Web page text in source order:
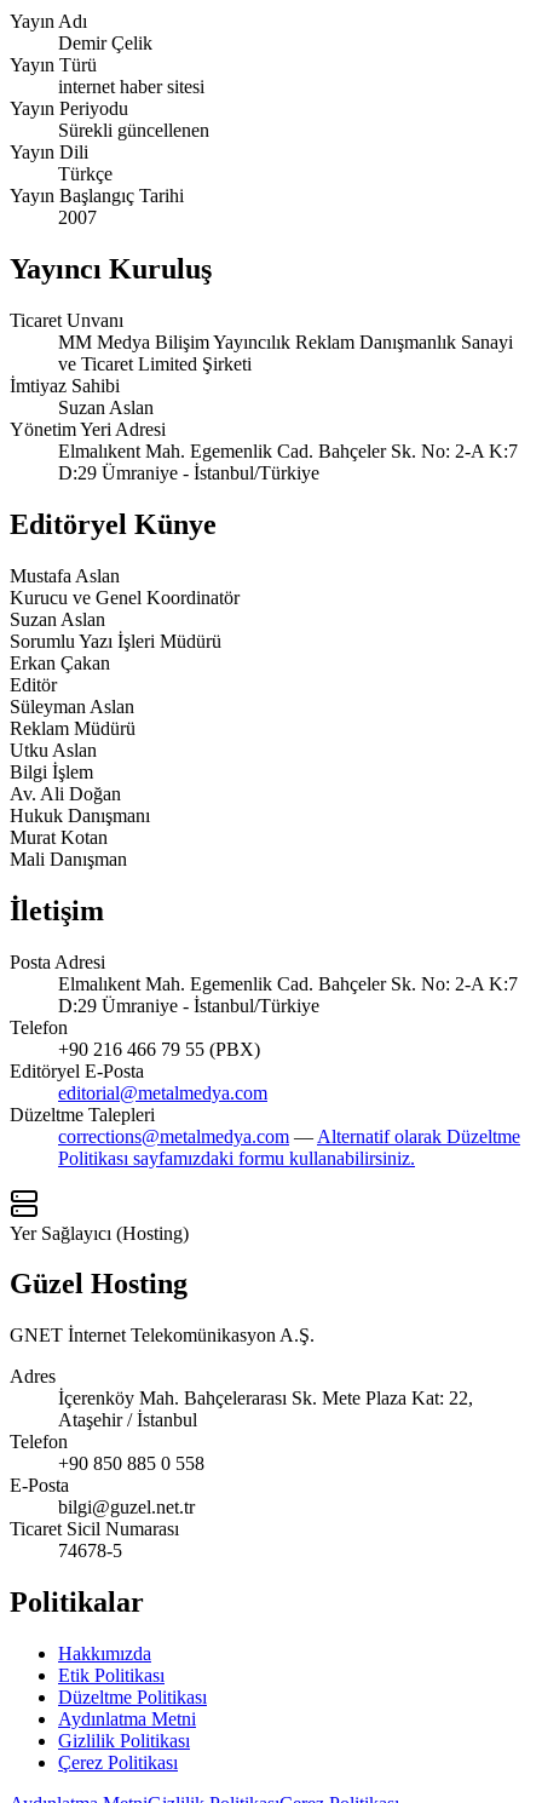
Yayın Adı
Demir Çelik
Yayın Türü
internet haber sitesi
Yayın Periyodu
Sürekli güncellenen
Yayın Dili
Türkçe
Yayın Başlangıç Tarihi
2007
Yayıncı Kuruluş
Ticaret Unvanı
MM Medya Bilişim Yayıncılık Reklam Danışmanlık Sanayi
ve Ticaret Limited Şirketi
İmtiyaz Sahibi
Suzan Aslan
Yönetim Yeri Adresi
Elmalıkent Mah. Egemenlik Cad. Bahçeler Sk. No: 2-A K:7
D:29 Ümraniye - İstanbul/Türkiye
Editöryel Künye
Mustafa Aslan
Kurucu ve Genel Koordinatör
Suzan Aslan
Sorumlu Yazı İşleri Müdürü
Erkan Çakan
Editör
Süleyman Aslan
Reklam Müdürü
Utku Aslan
Bilgi İşlem
Av. Ali Doğan
Hukuk Danışmanı
Murat Kotan
Mali Danışman
İletişim
Posta Adresi
Elmalıkent Mah. Egemenlik Cad. Bahçeler Sk. No: 2-A K:7
D:29 Ümraniye - İstanbul/Türkiye
Telefon
+90 216 466 79 55 (PBX)
Editöryel E-Posta
editorial@metalmedya.com
Düzeltme Talepleri
corrections@metalmedya.com — Alternatif olarak Düzeltme
Politikası sayfamızdaki formu kullanabilirsiniz.
Yer Sağlayıcı (Hosting)
Güzel Hosting
GNET İnternet Telekomünikasyon A.Ş.
Adres
İçerenköy Mah. Bahçelerarası Sk. Mete Plaza Kat: 22,
Ataşehir / İstanbul
Telefon
+90 850 885 0 558
E-Posta
bilgi@guzel.net.tr
Ticaret Sicil Numarası
74678-5
Politikalar
Hakkımızda
Etik Politikası
Düzeltme Politikası
Aydınlatma Metni
Gizlilik Politikası
Çerez Politikası